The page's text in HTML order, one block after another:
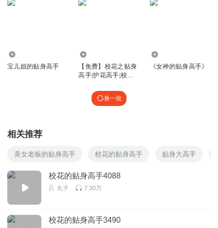
宝儿姐的贴身高手
【免费】校花之贴身
高手|护花高手|校花|
《女神的贴身高手》
换一批
相关推荐
美女老板的贴身高手 校花的贴身高手 贴身大高手
校花的贴身高手4088
丸子 7.30万
校花的贴身高手3490